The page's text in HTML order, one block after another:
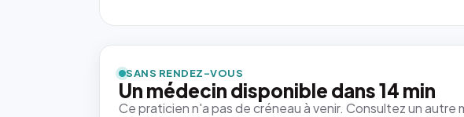
SANS RENDEZ-VOUS
Un médecin disponible dans 14 min
Ce praticien n'a pas de créneau à venir. Consultez un